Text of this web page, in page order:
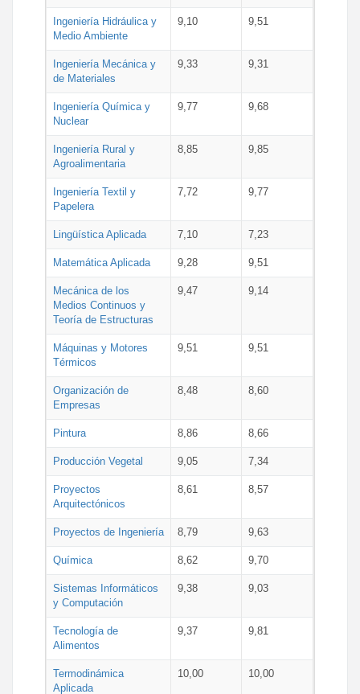
Ingeniería Hidráulica y
Medio Ambiente
9,10 9,51
Ingeniería Mecánica y
de Materiales
9,33 9,31
Ingeniería Química y
Nuclear
9,77 9,68
Ingeniería Rural y
Agroalimentaria
8,85 9,85
Ingeniería Textil y
Papelera
7,72 9,77
Lingüística Aplicada 7,10 7,23
Matemática Aplicada 9,28 9,51
Mecánica de los
Medios Continuos y
Teoría de Estructuras
9,47 9,14
Máquinas y Motores
Térmicos
9,51 9,51
Organización de
Empresas
8,48 8,60
Pintura 8,86 8,66
Producción Vegetal 9,05 7,34
Proyectos
Arquitectónicos
8,61 8,57
Proyectos de Ingeniería 8,79 9,63
Química 8,62 9,70
Sistemas Informáticos
y Computación
9,38 9,03
Tecnología de
Alimentos
9,37 9,81
Termodinámica
Aplicada
10,00 10,00